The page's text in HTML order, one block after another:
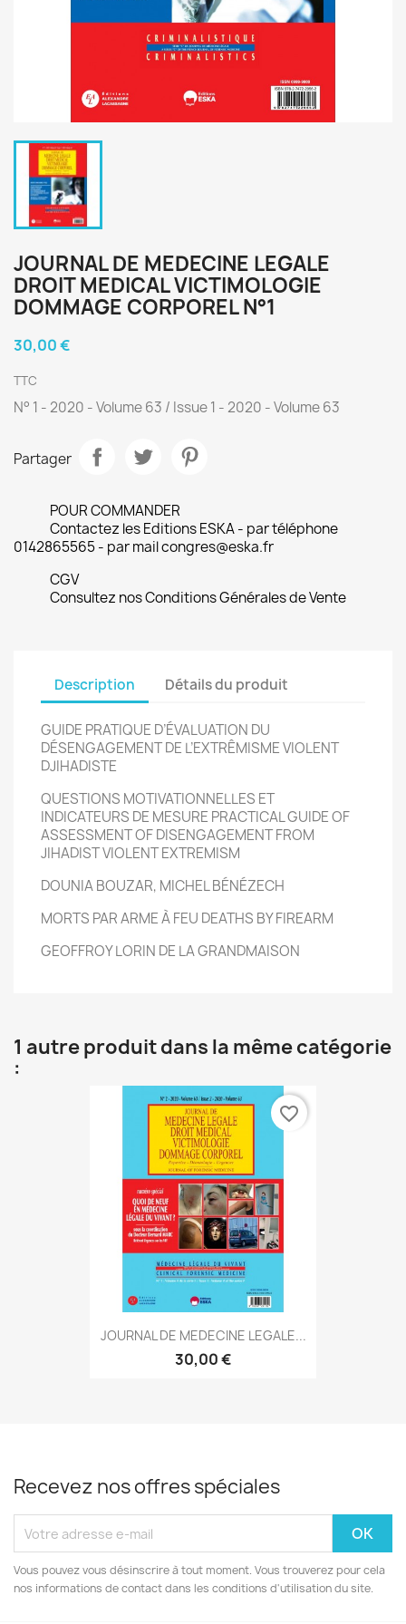
JOURNAL DE MEDECINE LEGALE
DROIT MEDICAL VICTIMOLOGIE
DOMMAGE CORPOREL N°1
30,00 €
TTC
N° 1 - 2020 - Volume 63 / Issue 1 - 2020 - Volume 63
Partager
POUR COMMANDER
Contactez les Editions ESKA - par téléphone
0142865565 - par mail congres@eska.fr
CGV
Consultez nos Conditions Générales de Vente
Description Détails du produit
GUIDE PRATIQUE D’ÉVALUATION DU
DÉSENGAGEMENT DE L’EXTRÊMISME VIOLENT
DJIHADISTE
QUESTIONS MOTIVATIONNELLES ET
INDICATEURS DE MESURE PRACTICAL GUIDE OF
ASSESSMENT OF DISENGAGEMENT FROM
JIHADIST VIOLENT EXTREMISM
DOUNIA BOUZAR, MICHEL BÉNÉZECH
MORTS PAR ARME À FEU DEATHS BY FIREARM
GEOFFROY LORIN DE LA GRANDMAISON
1 autre produit dans la même catégorie
:
JOURNAL DE MEDECINE LEGALE...
30,00 €
favorite_border
Recevez nos offres spéciales
Vous pouvez vous désinscrire à tout moment. Vous trouverez pour cela
nos informations de contact dans les conditions d'utilisation du site.